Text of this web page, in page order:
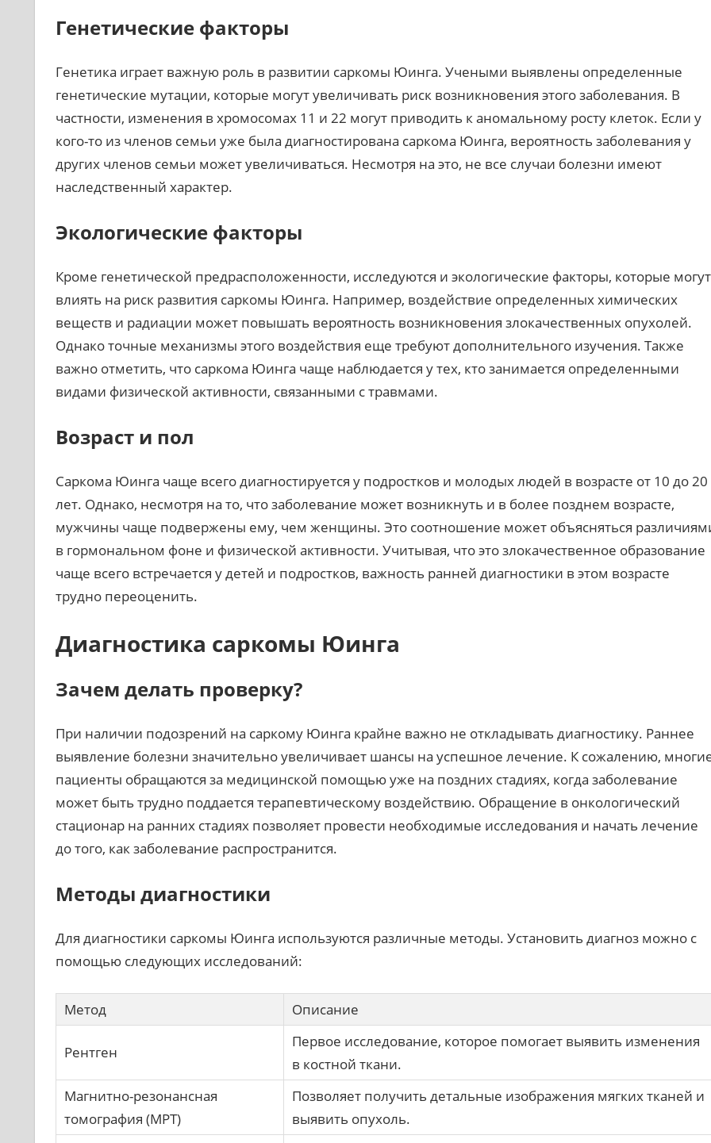
Генетические факторы
Генетика играет важную роль в развитии саркомы Юинга. Учеными выявлены определенные
генетические мутации, которые могут увеличивать риск возникновения этого заболевания. В
частности, изменения в хромосомах 11 и 22 могут приводить к аномальному росту клеток. Если у
кого-то из членов семьи уже была диагностирована саркома Юинга, вероятность заболевания у
других членов семьи может увеличиваться. Несмотря на это, не все случаи болезни имеют
наследственный характер.
Экологические факторы
Кроме генетической предрасположенности, исследуются и экологические факторы, которые могут
влиять на риск развития саркомы Юинга. Например, воздействие определенных химических
веществ и радиации может повышать вероятность возникновения злокачественных опухолей.
Однако точные механизмы этого воздействия еще требуют дополнительного изучения. Также
важно отметить, что саркома Юинга чаще наблюдается у тех, кто занимается определенными
видами физической активности, связанными с травмами.
Возраст и пол
Саркома Юинга чаще всего диагностируется у подростков и молодых людей в возрасте от 10 до 20
лет. Однако, несмотря на то, что заболевание может возникнуть и в более позднем возрасте,
мужчины чаще подвержены ему, чем женщины. Это соотношение может объясняться
в гормональном фоне и физической активности. Учитывая, что это злокачественное образование
чаще всего встречается у детей и подростков, важность ранней диагностики в этом возрасте
трудно переоценить.
Диагностика саркомы Юинга
Зачем делать проверку?
При наличии подозрений на саркому Юинга крайне важно не откладывать диагностику. Раннее
выявление болезни значительно увеличивает шансы на успешное лечение. К сожалению,
пациенты обращаются за медицинской помощью уже на поздних стадиях, когда заболевание
может быть трудно поддается терапевтическому воздействию. Обращение в онкологический
стационар на ранних стадиях позволяет провести необходимые исследования и начать лечение
до того, как заболевание распространится.
Методы диагностики
Для диагностики саркомы Юинга используются различные методы. Установить диагноз можно с
помощью следующих исследований:
Метод Описание
Рентген
Первое исследование, которое помогает выявить изменения
в костной ткани.
Магнитно-резонансная
томография (МРТ)
Позволяет получить детальные изображения мягких тканей и
выявить опухоль.